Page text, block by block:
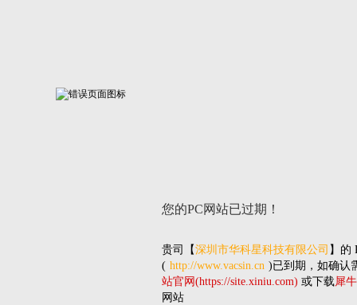
您的PC网站已过期！
贵司 【深圳市华科星科技有限公司 】的
( http://www.vacsin.cn )已到期，如确认
站官网(https://site.xiniu.com) 或下载犀
网站